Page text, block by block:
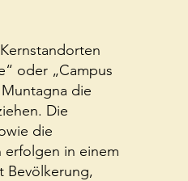
oder „Campus
die
Die
die
erfolgen in einem
Bevölkerung,